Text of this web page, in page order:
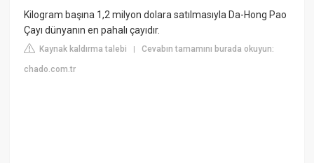
Kilogram başına 1,2 milyon dolara satılmasıyla Da-Hong Pao
Çayı dünyanın en pahalı çayıdır.
Kaynak kaldırma talebi |Cevabın tamamını burada okuyun:
chado.com.tr